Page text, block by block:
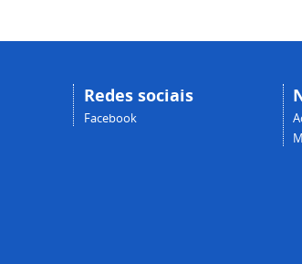
Redes sociais
Facebook